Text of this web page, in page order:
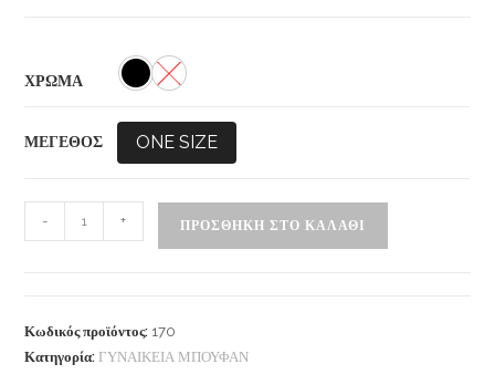
ΧΡΩΜΑ
ΜΕΓΕΘΟΣ ONE SIZE
- + ΠΡΟΣΘΉΚΗ ΣΤΟ ΚΑΛΆΘΙ
Κωδικός προϊόντος: 170
Κατηγορία: ΓΥΝΑΙΚΕΙΑ ΜΠΟΥΦΑΝ